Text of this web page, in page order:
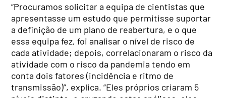
“Procuramos solicitar a equipa de cientistas que
apresentasse um estudo que permitisse suportar
a definição de um plano de reabertura, e o que
essa equipa fez, foi analisar o nível de risco de
cada atividade; depois, correlacionaram o risco da
atividade com o risco da pandemia tendo em
conta dois fatores (incidência e ritmo de
transmissão)”, explica. “Eles próprios criaram 5